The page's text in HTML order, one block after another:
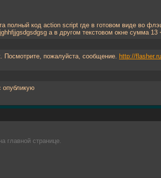
полный код action script где в готовом виде во
а в другом текстовом окне сумма
Посмотрите, пожалуйста, сообщение. http://
опубликую
главной странице.